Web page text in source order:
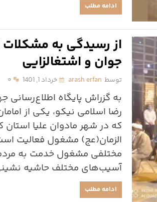
ادامه مطلب
از رسیدگی به مشکلات
جوان و اشتغالزایی
توسط arash erfan خرداد 1, 1401 ۰
به گزراش پایگاه
رضا اسلامی نیکو، یکی از
که در شهر مادوان علیا
الزمان(عج) مشغول فعالیت
مختلفی مشغول خدمت به
آسیب‌های مختلف حاشیه
ادامه مطلب